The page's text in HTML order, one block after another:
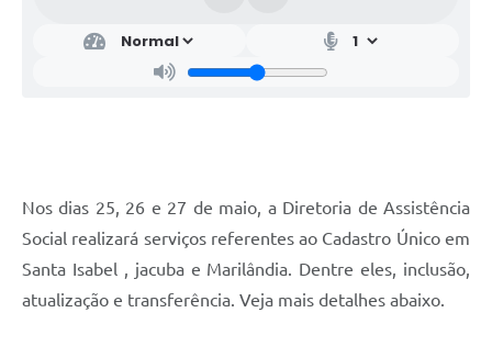
Nos dias 25, 26 e 27 de maio, a Diretoria de Assistência
Social realizará serviços referentes ao Cadastro Único em
Santa Isabel , jacuba e Marilândia. Dentre eles, inclusão,
atualização e transferência. Veja mais detalhes abaixo.